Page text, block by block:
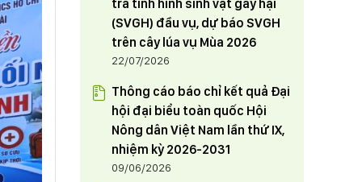
định tham gia Đảng đoàn Hội
Nông dân tỉnh từ ngày 1/6/2024
HỘI NÔNG DÂN TỈNH PHÚ THỌ
THAM GIA TUẦN HÀNG GIỚI THIỆU,
QUẢNG BÁ SẢN PHẨM NÔNG
NGHIỆP TIÊU BIỂU, CHẤT LƯỢNG
TRƯỜNG TẠI THỦ ĐÔ HÀ NỘI
23/05/2024
tra tình hình sinh vật gây hại
(SVGH) đầu vụ, dự báo SVGH
trên cây lúa vụ Mùa 2026
22/07/2026
Thông cáo báo chỉ kết quả Đại
hội đại biểu toàn quốc Hội
Nông dân Việt Nam lần thứ IX,
nhiệm kỳ 2026-2031
09/06/2026